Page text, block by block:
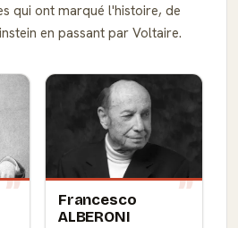
qui ont marqué l'histoire, de
en passant par Voltaire.
Francesco
ALBERONI